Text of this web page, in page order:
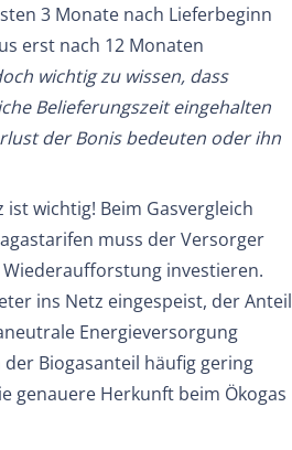
3 Monate nach Lieferbeginn
erst nach 12 Monaten
wichtig zu wissen, dass
Belieferungszeit eingehalten
der Bonis bedeuten oder ihn
ist wichtig! Beim Gasvergleich
muss der Versorger
investieren.
ins Netz eingespeist, der Anteil
Energieversorgung
Biogasanteil häufig gering
genauere Herkunft beim Ökogas